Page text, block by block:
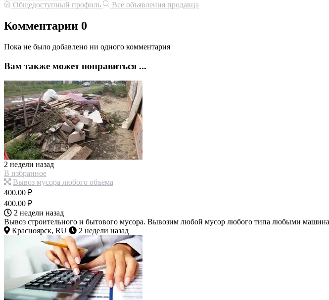
Общедоступный профиль Все объявления продавца
Комментарии 0
Пока не было добавлено ни одного комментария
Вам также может понравиться ...
2 недели назад
В избранное
Вывоз мусора любого объема
400.00 ₽
400.00 ₽
2 недели назад
Вывоз строительного и бытового мусора. Вывозим любой мусор любого типа любыми
Красноярск, RU
2 недели назад